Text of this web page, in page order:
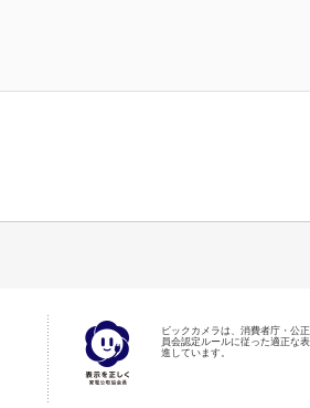
ビックカメラは、消費者庁・公
員会認定ルールに従った適正な
進しています。